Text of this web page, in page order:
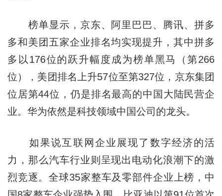
榜单显示，京东、阿里巴巴、腾讯、拼多
多和美团五家企业排名均实现提升，其中拼多
多以176位的跃升幅度成为榜单黑马（第266
位），美团排名上升57位至第327位，京东集团
位居第44位，仍是排名最高的中国大陆民营企
业。华为依然是科技领域中国公司的龙头。
如果说互联网企业展现了数字经济的活
力，那么汽车行业则呈现出电动化浪潮下的激
烈竞逐。全球35家整车及零部件企业上榜，中